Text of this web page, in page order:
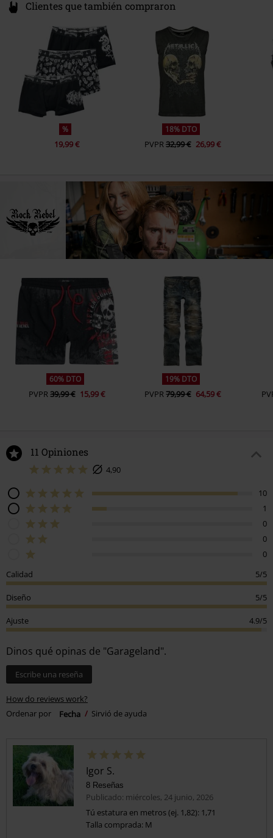
Clientes que también compraron
%
19,99 €
18% DTO
PVPR32,99 € 26,99 €
60% DTO
PVPR39,99 € 15,99 €
19% DTO
PVPR79,99 € 64,59 €
11 Opiniones
4,90
10
1
0
0
0
Calidad
5/5
Diseño 5/5
Ajuste 4.9/5
Dinos qué opinas de "Garageland".
Escribe una reseña
How do reviews work?
Ordenar por
Fecha Sirvió de ayuda
Igor S.
8 Reseñas
Publicado: miércoles, 24 junio, 2026
Tú estatura en metros (ej. 1,82): 1,71
Talla comprada: M